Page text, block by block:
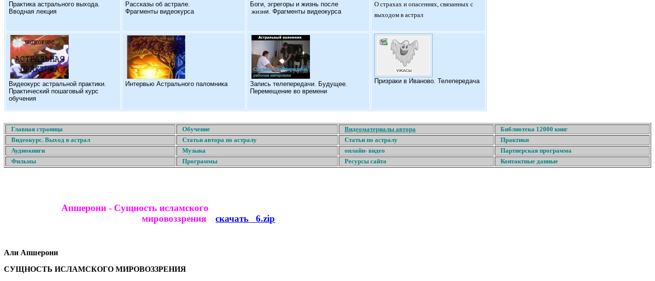
Практика астрального выхода.
Вводная лекция
Рассказы об астрале.
Фрагменты видеокурса
Боги, эгрегоры и жизнь после
жизни. Фрагменты видеокурса
О страхах и опасениях, связанных с
выходом в астрал
Видеокурс астральной практики.
Практический пошаговый курс
обучения
Интервью Астрального паломника
Запись телепередачи. Будущее.
Перемещение во времени
Призраки в Иваново. Телепередача
Главная страница Обучение Видеоматериалы автора
Библиотека 12000 книг
Видеокурс. Выход в астрал
Статьи автора по астралу Статьи по астралу
Практики
Аудиокниги
Музыка онлайн- видео
Партнерская программа
Фильмы
Программы Ресурсы сайта Контактные данные
Апшерони - Сущность исламского
мировоззрения
скачать 6.zip
Али Апшерони
СУЩНОСТЬ ИСЛАМСКОГО МИРОВОЗЗРЕНИЯ